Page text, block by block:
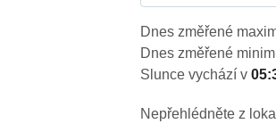
Dnes změřené
Dnes změřené
Slunce vychází v
Nepřehlédněte z